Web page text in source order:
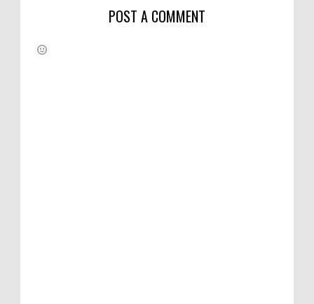
POST A COMMENT